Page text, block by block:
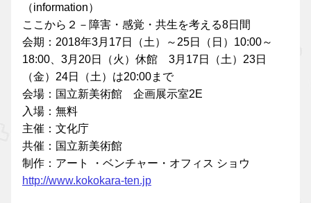
（information）
ここから２－障害・感覚・共生を考える8日間
会期：2018年3月17日（土）～25日（日）10:00～
18:00、3月20日（火）休館 3月17日（土）23日
（金）24日（土）は20:00まで
会場：国立新美術館 企画展示室2E
入場：無料
主催：文化庁
共催：国立新美術館
制作：アート ・ベンチャー・オフィス ショウ
http://www.kokokara-ten.jp